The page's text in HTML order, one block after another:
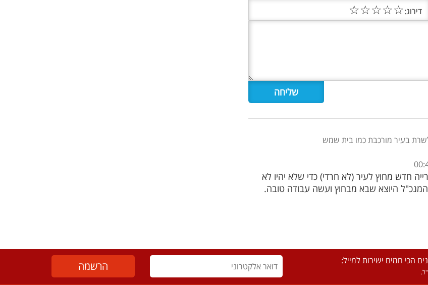
דירוג:☆
☆
☆
☆
☆
בעיר מורכבת כמו בית שמש
חדש מחוץ לעיר (לא חרדי) כדי שלא יהיו לא
המנכ"ל היוצא שבא מבחוץ ועשה עבודה טובה.
הכי חמים ישירות למייל: